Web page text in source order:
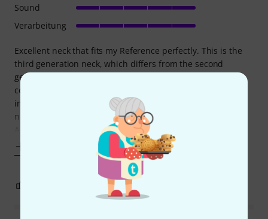
Excellent neck that fits my Reference perfectly. This is the
third generation neck, which differs from the second
generation only by the hinge mechanism. The new
construction is slightly less massive, which gives a slightly
improved response and tonal focus. Still, I returned the
neck, as I found the difference with my 2nd gen too small.
Also, while it did resolve
Sound
Verarbeitung
BEWERTUNG MELDEN